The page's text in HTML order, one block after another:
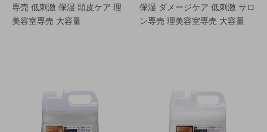
専売 低刺激 保湿 頭皮ケア 理
美容室専売 大容量
保湿 ダメージケア 低刺激 サロ
ン専売 理美容室専売 大容量